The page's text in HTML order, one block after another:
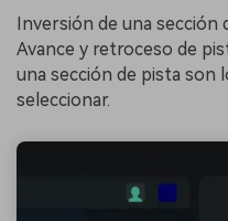
Inversión de una
Avance y retroceso de
una sección de pista son
seleccionar.